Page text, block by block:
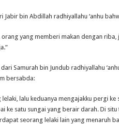
bin Abdillah radhiyallahu ‘anhu
orang yang memberi makan dengan
Samurah bin Jundub radhiyallahu
bersabda:
lalu keduanya mengajakku pergi ke
ke satu sungai yang berair darah. Di
seorang lelaki lain yang menaruh